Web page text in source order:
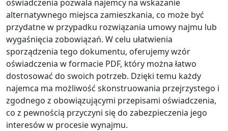
oświadczenia pozwala najemcy na wskazanie
alternatywnego miejsca zamieszkania, co może być
przydatne w przypadku rozwiązania umowy najmu lub
wygaśnięcia zobowiązań. W celu ułatwienia
sporządzenia tego dokumentu, oferujemy wzór
oświadczenia w formacie PDF, który można łatwo
dostosować do swoich potrzeb. Dzięki temu każdy
najemca ma możliwość skonstruowania przejrzystego i
zgodnego z obowiązującymi przepisami oświadczenia,
co z pewnością przyczyni się do zabezpieczenia jego
interesów w procesie wynajmu.